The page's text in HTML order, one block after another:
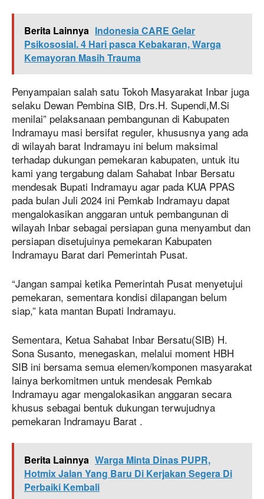
Berita Lainnya Indonesia CARE Gelar
Psikososial. 4 Hari pasca Kebakaran, Warga
Kemayoran Masih Trauma
Penyampaian salah satu Tokoh Masyarakat Inbar juga
selaku Dewan Pembina SIB, Drs.H. Supendi,M.Si
menilai” pelaksanaan pembangunan di Kabupaten
Indramayu masi bersifat reguler, khususnya yang ada
di wilayah barat Indramayu ini belum maksimal
terhadap dukungan pemekaran kabupaten, untuk itu
kami yang tergabung dalam Sahabat Inbar Bersatu
mendesak Bupati Indramayu agar pada KUA PPAS
pada bulan Juli 2024 ini Pemkab Indramayu dapat
mengalokasikan anggaran untuk pembangunan di
wilayah Inbar sebagai persiapan guna menyambut dan
persiapan disetujuinya pemekaran Kabupaten
Indramayu Barat dari Pemerintah Pusat.
“Jangan sampai ketika Pemerintah Pusat menyetujui
pemekaran, sementara kondisi dilapangan belum
siap,” kata mantan Bupati Indramayu.
Sementara, Ketua Sahabat Inbar Bersatu(SIB) H.
Sona Susanto, menegaskan, melalui moment HBH
SIB ini bersama semua elemen/komponen masyarakat
lainya berkomitmen untuk mendesak Pemkab
Indramayu agar mengalokasikan anggaran secara
khusus sebagai bentuk dukungan terwujudnya
pemekaran Indramayu Barat .
Berita Lainnya Warga Minta Dinas PUPR,
Hotmix Jalan Yang Baru Di Kerjakan Segera Di
Perbaiki Kembali